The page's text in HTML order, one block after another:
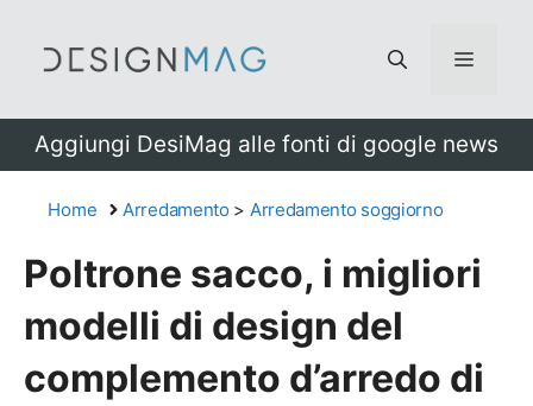
Menu
Aggiungi DesiMag alle fonti di google news
Home Arredamento > Arredamento soggiorno
Poltrone sacco, i migliori
modelli di design del
complemento d’arredo di